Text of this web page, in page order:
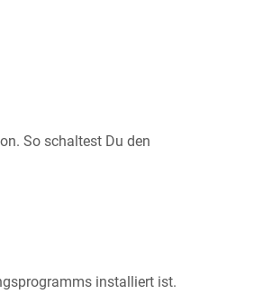
So schaltest Du den
installiert ist.